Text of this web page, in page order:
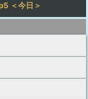
＜今日＞